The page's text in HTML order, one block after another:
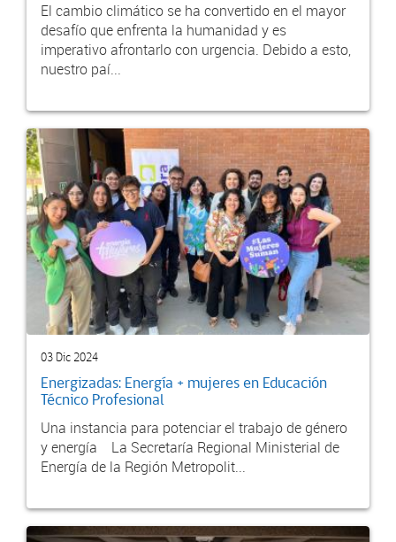
El cambio climático se ha convertido en el mayor
desafío que enfrenta la humanidad y es
imperativo afrontarlo con urgencia. Debido a esto,
nuestro paí...
03 Dic 2024
Energizadas: Energía + mujeres en Educación
Técnico Profesional
Una instancia para potenciar el trabajo de género
y energía La Secretaría Regional Ministerial de
Energía de la Región Metropolit...